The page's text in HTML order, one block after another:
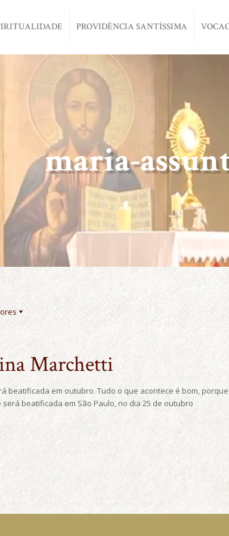
PROVIDÊNCIA SANTÍSSIMA
maria-
Marchetti
beatificada em outubro. Tudo o que acontece é bom,
beatificada em São Paulo, no dia 25 de outubro